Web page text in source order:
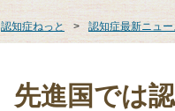
認知症ねっと > 認知症最新ニュー
先進国では